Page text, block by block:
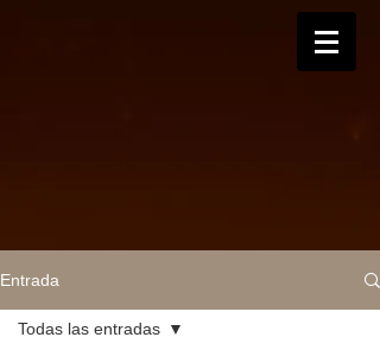
Entrada
Todas las entradas